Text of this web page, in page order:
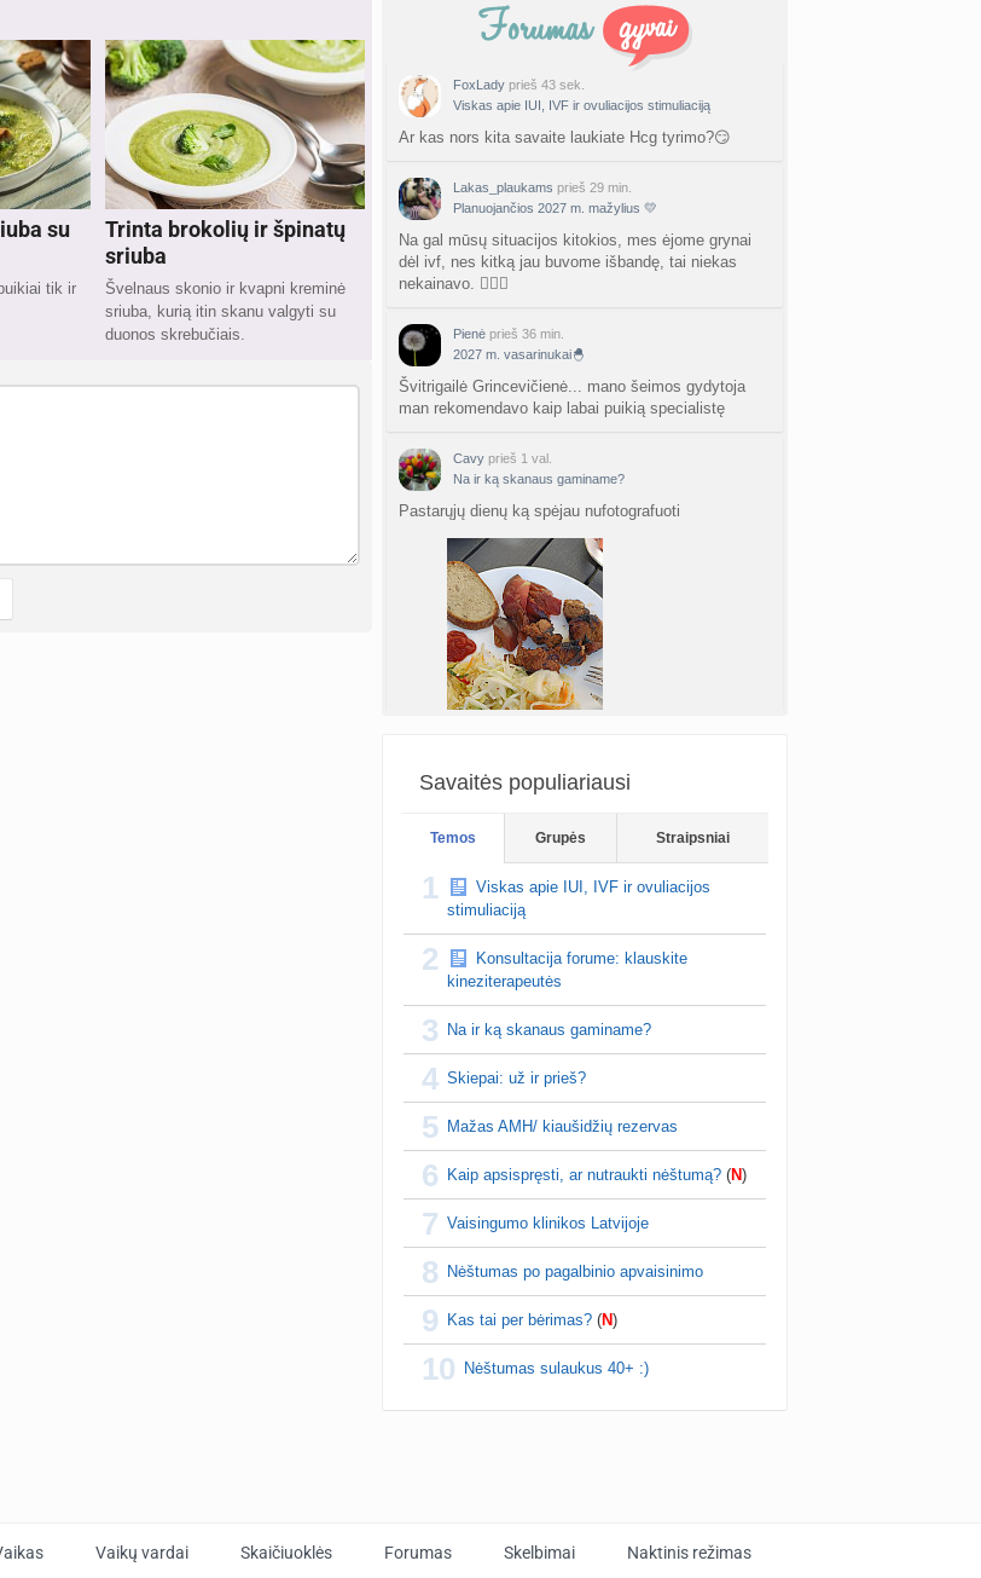
su
tik ir
Trinta brokolių ir špinatų
sriuba
Švelnaus skonio ir kvapni kreminė
sriuba, kurią itin skanu valgyti su
duonos skrebučiais.
FoxLady prieš 43 sek.
Viskas apie IUI, IVF ir ovuliacijos stimuliaciją
Ar kas nors kita savaite laukiate Hcg tyrimo?😏
Lakas_plaukams prieš 29 min.
Planuojančios 2027 m. mažylius 💛
Na gal mūsų situacijos kitokios, mes ėjome grynai
dėl ivf, nes kitką jau buvome išbandę, tai niekas
nekainavo. 🤷🏻‍♀️
Pienė prieš 36 min.
2027 m. vasarinukai🐣
Švitrigailė Grincevičienė... mano šeimos gydytoja
man rekomendavo kaip labai puikią specialistę
Cavy prieš 1 val.
Na ir ką skanaus gaminame?
Pastarųjų dienų ką spėjau nufotografuoti
2027 m. vasarinukai🐣
Tai moterys, paviešinkit pavardes, kad kitos
žinotume apie tokius specialistus ir galbūt pavyktų
kažkam to išvengti🤍
Sudėtingas naujagimio žindymas
Labai reikalingi patarimai ir pagalba dėl žindymo.
Kūdikiui mėnesis, sveria 3.7kg, ligoninėje
mažiausias svoris buvo 2.74kg Vos gimusi pati
neieš…
Savaitės populiariausi
Temos Grupės Straipsniai
1
Viskas apie IUI, IVF ir ovuliacijos
stimuliaciją
2
Konsultacija forume: klauskite
kineziterapeutės
3 Na ir ką skanaus gaminame?
4 Skiepai: už ir prieš?
5 Mažas AMH/ kiaušidžių rezervas
6 Kaip apsispręsti, ar nutraukti nėštumą? (N)
7 Vaisingumo klinikos Latvijoje
8 Nėštumas po pagalbinio apvaisinimo
9 Kas tai per bėrimas? (N)
10 Nėštumas sulaukus 40+ :)
Vaikų vardai Skaičiuoklės Forumas Skelbimai Naktinis režimas